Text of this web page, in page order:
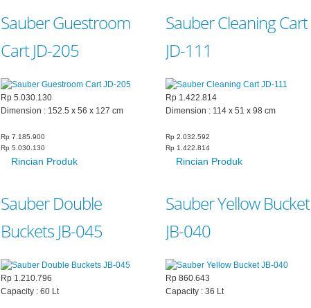
Sauber Guestroom
Cart JD-205
Rp 5.030.130
Dimension : 152.5 x 56 x 127 cm
Rp 7.185.900
Rp 5.030.130
Rincian Produk
Sauber Cleaning Cart
JD-111
Rp 1.422.814
Dimension : 114 x 51 x 98 cm
Rp 2.032.592
Rp 1.422.814
Rincian Produk
Sauber Double
Buckets JB-045
Rp 1.210.796
Capacity : 60 Lt
Sauber Yellow Bucket
JB-040
Rp 860.643
Capacity : 36 Lt